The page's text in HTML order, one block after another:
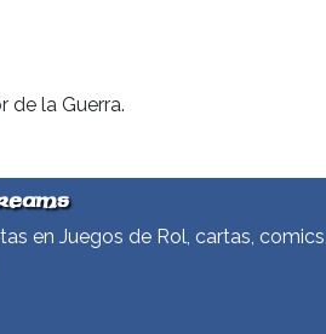
de la Guerra.
en Juegos de Rol, cartas,